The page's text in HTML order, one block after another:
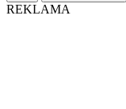
REKLAMA